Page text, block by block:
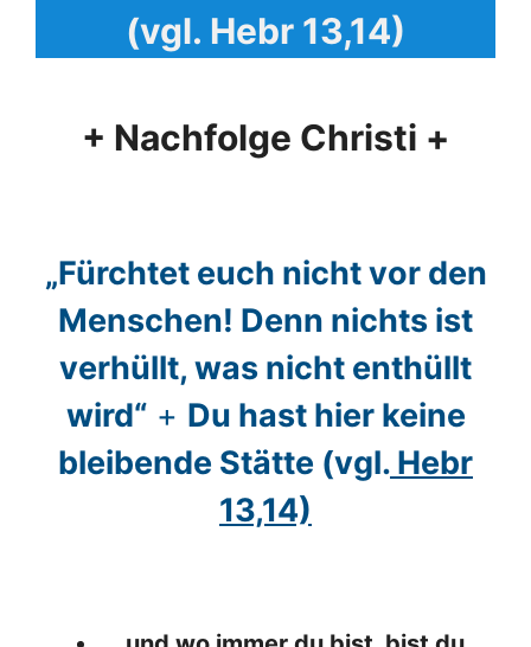
(vgl. Hebr 13,14)
+ Nachfolge Christi +
„Fürchtet euch nicht vor den
Menschen! Denn nichts ist
verhüllt, was nicht enthüllt
wird“+ Du hast hier keine
bleibende Stätte (vgl. Hebr
13,14)